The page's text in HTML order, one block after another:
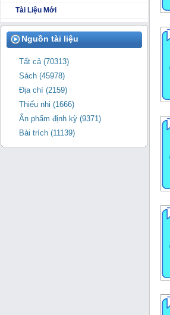
Tài Liệu Mới
Nguồn tài liệu
Tất cả (70313)
Sách (45978)
Địa chí (2159)
Thiếu nhi (1666)
Ấn phẩm định kỳ (9371)
Bài trích (11139)